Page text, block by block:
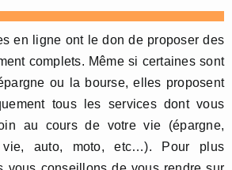
en ligne ont le don de proposer des
complets. Même si certaines sont
ou la bourse, elles proposent
tous les services dont vous
au cours de votre vie (épargne,
vie, auto, moto, etc…). Pour plus